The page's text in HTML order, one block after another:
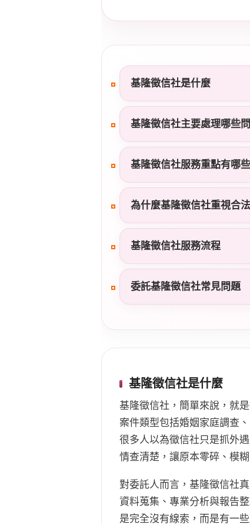
基隆徵信社是什麼
基隆徵信社主要處理哪些
基隆徵信社服務重點有哪些
為什麼基隆徵信社重視合
基隆徵信社服務流程
委託基隆徵信社常見問題
基隆徵信社是什麼
基隆徵信社，簡單來說，就
案件類型包括婚姻家庭調查
很多人以為徵信社只是抓外
情查清楚，讓原本零碎、模
對委託人而言，基隆徵信社
資料蒐集、專業分析與報告
是完全沒有線索，而是有一